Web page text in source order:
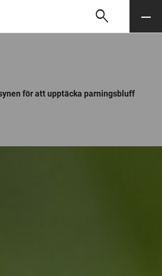
Söksearch Meny
för att upptäcka parningsbluff